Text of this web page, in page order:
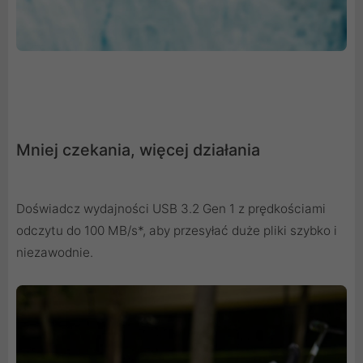
Mniej czekania, więcej działania
Doświadcz wydajności USB 3.2 Gen 1 z prędkościami
odczytu do 100 MB/s*, aby przesyłać duże pliki szybko i
niezawodnie.